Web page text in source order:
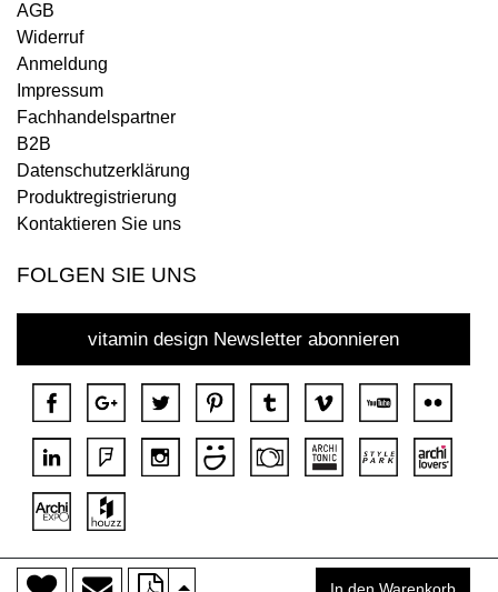
AGB
Widerruf
Anmeldung
Impressum
Fachhandelspartner
B2B
Datenschutzerklärung
Produktregistrierung
Kontaktieren Sie uns
FOLGEN SIE UNS
vitamin design Newsletter abonnieren
Copyright © 2018 DONA Alle Rechte vorbehalten.